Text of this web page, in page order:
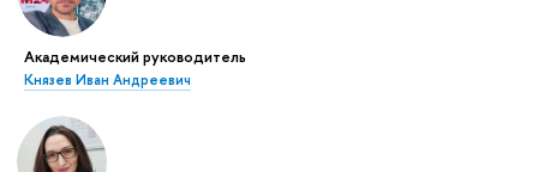
Академический руководитель
Князев Иван Андреевич